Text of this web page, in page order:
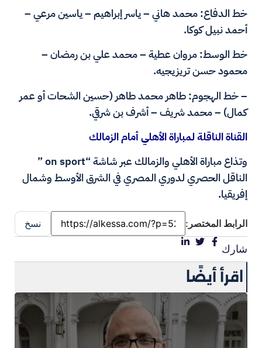
خط الدفاع: محمد هاني – ياسر إبراهيم – ياسين مرعي –
أحمد نبيل كوكا.
خط الوسط: مروان عطية – محمد علي بن رمضان –
محمود حسن تريزيجيه.
– خط الهجوم: طاهر محمد طاهر (حسين الشحات أو عمر
كمال) – محمد شريف – أشرف بن شرقي.
القناة الناقلة لمباراة الأهلي أمام الزمالك
وتذاع مباراة الأهلي والزمالك عبر شاشة “on sport ”
الناقل الحصري لدوري المصري في الشرق الأوسط وشمال
إفريقيا.
الرابط المختصر: نسخ
شارك
اقرأ أيضًا